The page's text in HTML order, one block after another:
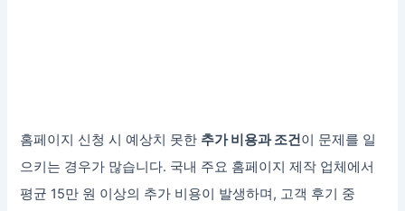
홈페이지 신청 시 예상치 못한 추가 비용과 조건이 문제를 일
으키는 경우가 많습니다. 국내 주요 홈페이지 제작 업체에서
평균 15만 원 이상의 추가 비용이 발생하며, 고객 후기 중